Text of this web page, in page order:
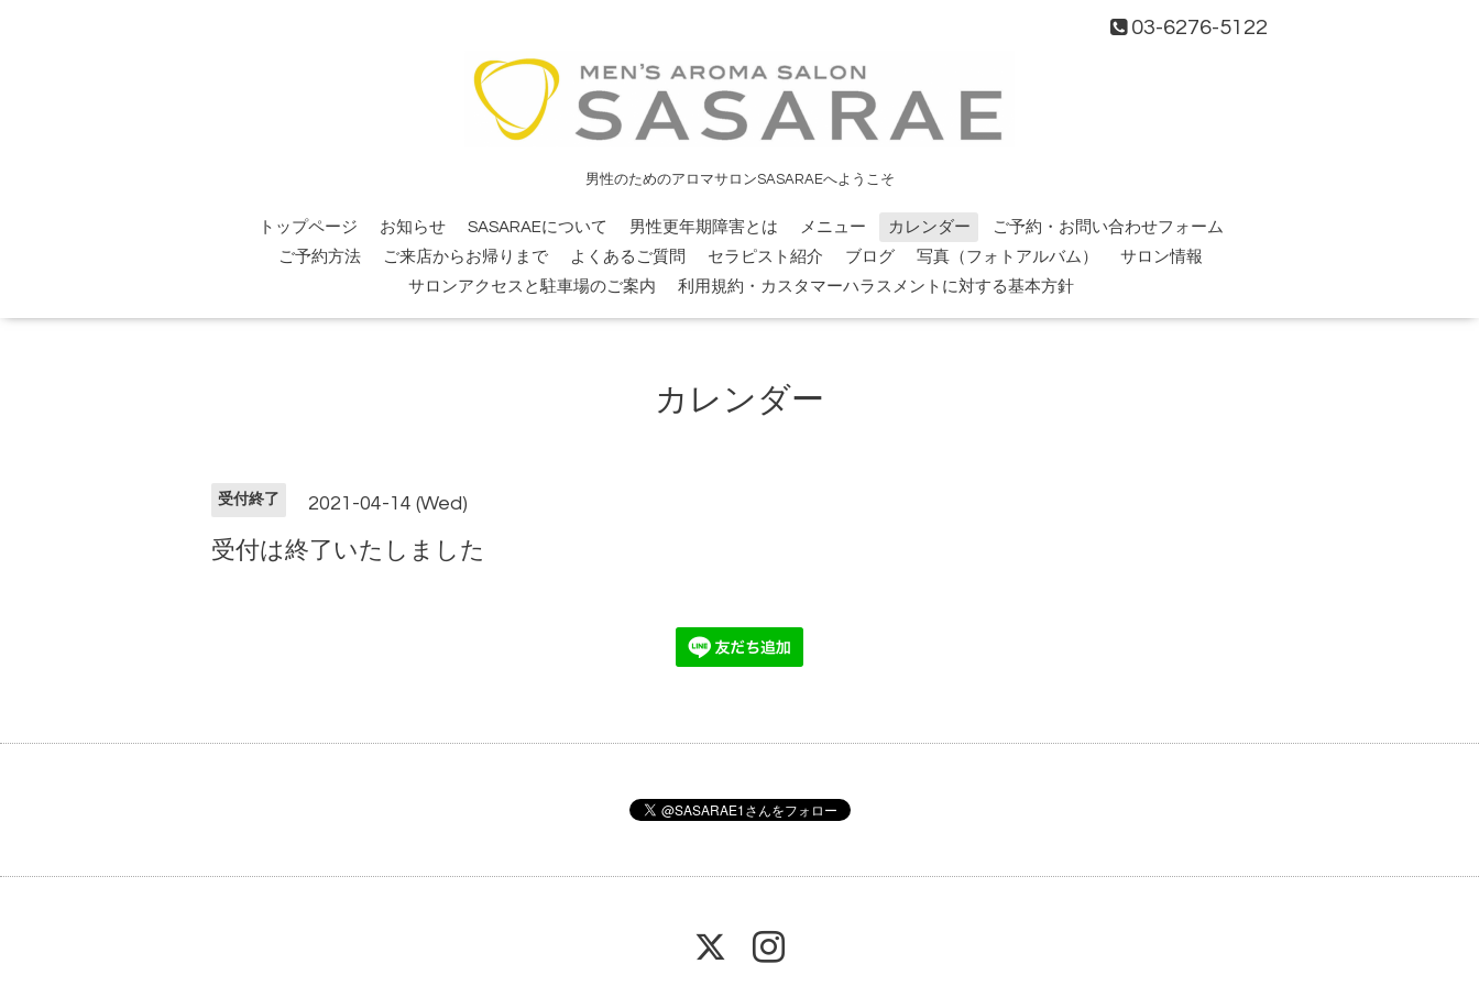
03-6276-5122
男性のためのアロマサロンSASARAEへようこそ
トップページ お知らせ SASARAEについて 男性更年期障害とは メニュー カレンダー
ご予約・お問い合わせフォーム
ご予約方法
ご来店からお帰りまで よくあるご質問 セラピスト紹介 ブログ 写真（フォトアルバム）
サロン情報
サロンアクセスと駐車場のご案内
利用規約・カスタマーハラスメントに対する基本方針
カレンダー
受付終了 2021-04-14 (Wed)
受付は終了いたしました